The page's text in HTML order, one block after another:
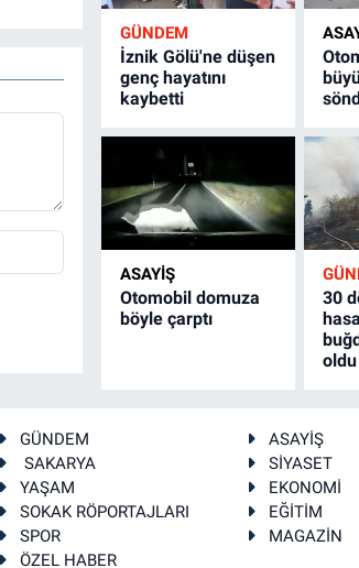
GÜNDEM
İznik Gölü'ne düşen
genç hayatını
kaybetti
ASAYİŞ
Otomobil domuza
böyle çarptı
30
oldu
GÜNDEM
ASAYİŞ
SAKARYA
SİYASET
YAŞAM
EKONOMİ
SOKAK RÖPORTAJLARI
EĞİTİM
SPOR
MAGAZİN
ÖZEL HABER